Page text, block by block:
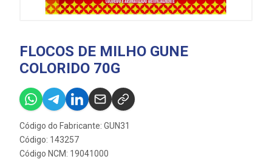
FLOCOS DE MILHO GUNE
COLORIDO 70G
Código do Fabricante: GUN31
Código: 143257
Código NCM: 19041000